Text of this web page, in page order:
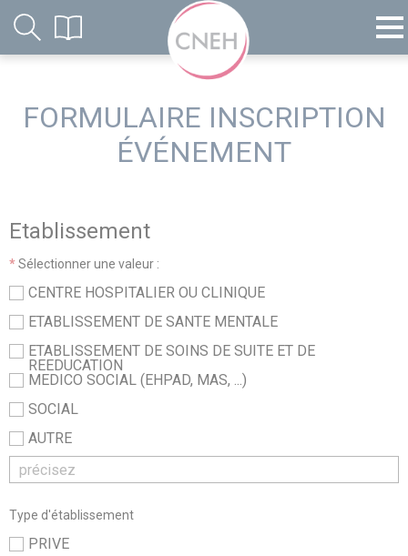
FORMULAIRE INSCRIPTION
ÉVÉNEMENT
Etablissement
*Sélectionner une valeur :
CENTRE HOSPITALIER OU CLINIQUE
ETABLISSEMENT DE SANTE MENTALE
ETABLISSEMENT DE SOINS DE SUITE ET DE
REEDUCATION
MEDICO SOCIAL (EHPAD, MAS, ...)
SOCIAL
AUTRE
Type d'établissement
PRIVE